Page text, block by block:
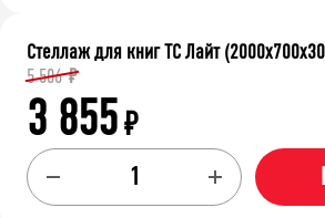
Стеллаж для книг ТС Лайт
5 506 ₽
3 855₽